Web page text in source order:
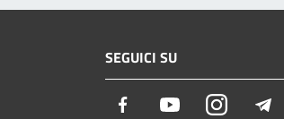
SEGUICI SU
Facebook YoutubeInstagram